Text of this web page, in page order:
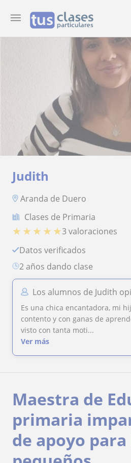
Judith
Aranda de Duero
Clases de Primaria
★ ★ ★ ★ ★3 valoraciones
Datos verificados
2 años dando clase
Los alumnos de Judith
Es una chica encantadora, mi
contento y con ganas de
visto con tanta moti...
Ver más
Maestra de
primaria
de apoyo para